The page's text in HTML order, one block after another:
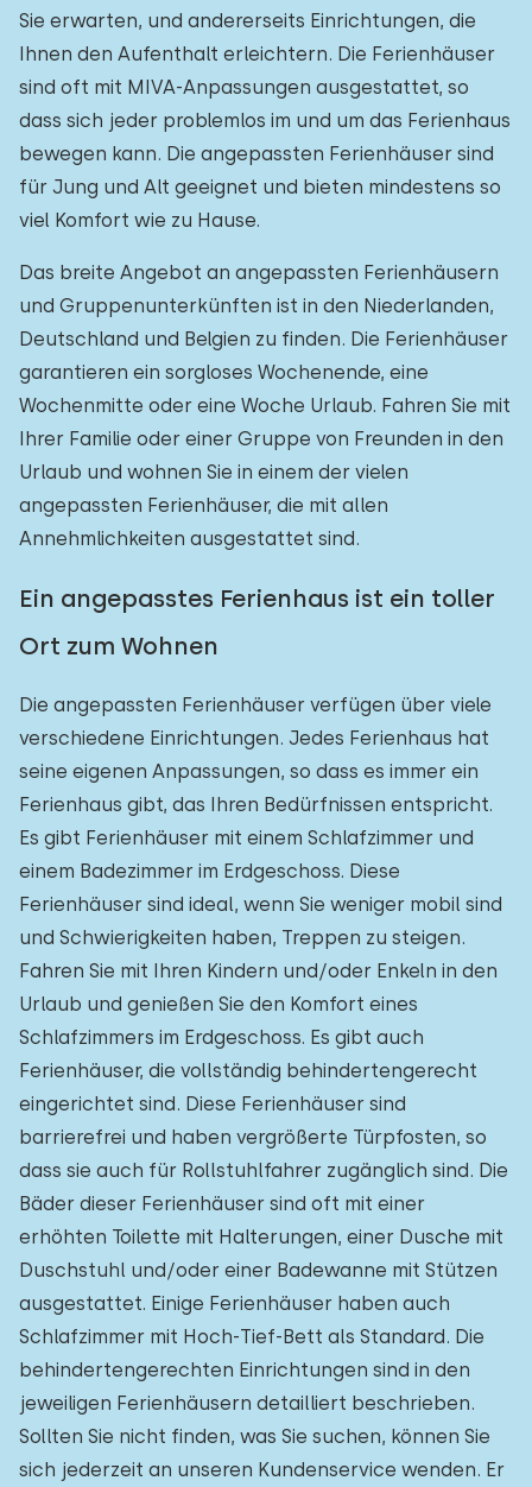
Sie erwarten, und andererseits Einrichtungen, die
Ihnen den Aufenthalt erleichtern. Die Ferienhäuser
sind oft mit MIVA-Anpassungen ausgestattet, so
dass sich jeder problemlos im und um das Ferienhaus
bewegen kann. Die angepassten Ferienhäuser sind
für Jung und Alt geeignet und bieten mindestens so
viel Komfort wie zu Hause.
Das breite Angebot an angepassten Ferienhäusern
und Gruppenunterkünften ist in den Niederlanden,
Deutschland und Belgien zu finden. Die Ferienhäuser
garantieren ein sorgloses Wochenende, eine
Wochenmitte oder eine Woche Urlaub. Fahren Sie mit
Ihrer Familie oder einer Gruppe von Freunden in den
Urlaub und wohnen Sie in einem der vielen
angepassten Ferienhäuser, die mit allen
Annehmlichkeiten ausgestattet sind.
Ein angepasstes Ferienhaus ist ein toller
Ort zum Wohnen
Die angepassten Ferienhäuser verfügen über viele
verschiedene Einrichtungen. Jedes Ferienhaus hat
seine eigenen Anpassungen, so dass es immer ein
Ferienhaus gibt, das Ihren Bedürfnissen entspricht.
Es gibt Ferienhäuser mit einem Schlafzimmer und
einem Badezimmer im Erdgeschoss. Diese
Ferienhäuser sind ideal, wenn Sie weniger mobil sind
und Schwierigkeiten haben, Treppen zu steigen.
Fahren Sie mit Ihren Kindern und/oder Enkeln in den
Urlaub und genießen Sie den Komfort eines
Schlafzimmers im Erdgeschoss. Es gibt auch
Ferienhäuser, die vollständig behindertengerecht
eingerichtet sind. Diese Ferienhäuser sind
barrierefrei und haben vergrößerte Türpfosten, so
dass sie auch für Rollstuhlfahrer zugänglich sind. Die
Bäder dieser Ferienhäuser sind oft mit einer
erhöhten Toilette mit Halterungen, einer Dusche mit
Duschstuhl und/oder einer Badewanne mit Stützen
ausgestattet. Einige Ferienhäuser haben auch
Schlafzimmer mit Hoch-Tief-Bett als Standard. Die
behindertengerechten Einrichtungen sind in den
jeweiligen Ferienhäusern detailliert beschrieben.
Sollten Sie nicht finden, was Sie suchen, können Sie
sich jederzeit an unseren Kundenservice wenden. Er